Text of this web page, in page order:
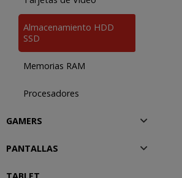
Almacenamiento HDD
SSD
Memorias RAM
Procesadores
GAMERS
PANTALLAS